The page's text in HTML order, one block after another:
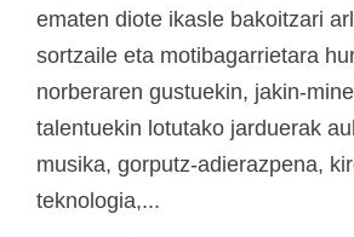
ematen diote ikasle bakoitzari
sortzaile eta motibagarrietara
norberaren gustuekin, jakin-
talentuekin lotutako jarduerak
musika, gorputz-adierazpena,
teknologia,...